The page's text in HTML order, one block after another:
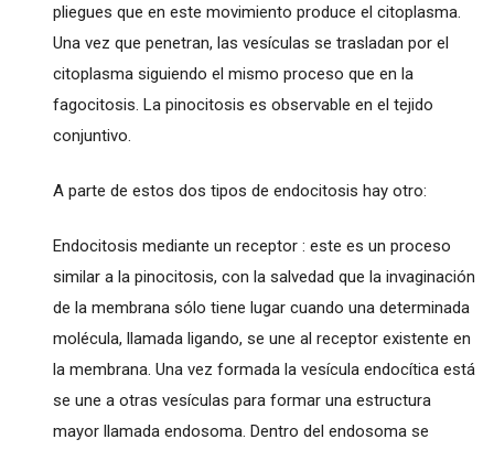
pliegues que en este movimiento produce el citoplasma.
Una vez que penetran, las vesículas se trasladan por el
citoplasma siguiendo el mismo proceso que en la
fagocitosis. La pinocitosis es observable en el tejido
conjuntivo.
A parte de estos dos tipos de endocitosis hay otro:
Endocitosis mediante un receptor : este es un proceso
similar a la pinocitosis, con la salvedad que la invaginación
de la membrana sólo tiene lugar cuando una determinada
molécula, llamada ligando, se une al receptor existente en
la membrana. Una vez formada la vesícula endocítica está
se une a otras vesículas para formar una estructura
mayor llamada endosoma. Dentro del endosoma se